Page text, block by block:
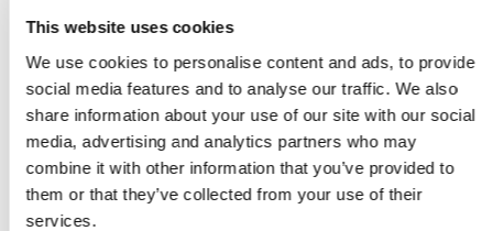
This website uses cookies
We use cookies to personalise content and ads, to provide
social media features and to analyse our traffic. We also
share information about your use of our site with our social
media, advertising and analytics partners who may
combine it with other information that you’ve provided to
them or that they’ve collected from your use of their
services.
le respect des droits humains des hommes ayant des
lesbiennes et transsexuelles par le rejet des lois
interdisant les relations sexuelles entre adultes
consentants dans le privé ; la mise en exécution de
lois pour protéger ces groupes contre la violence et la
discrimination ; la promotion de campagnes de lutte
contre l'homophobie et la transphobie et l'assurance